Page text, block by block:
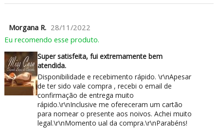
Morgana R. 28/11/2022
Eu recomendo esse produto.
Super satisfeita, fui extremamente bem
atendida.
Disponibilidade e recebimento rápido. \r\nApesar
de ter sido vale compra , recebi o email de
confirmação de entrega muito
rápido.\r\nInclusive me ofereceram um cartão
para nomear o presente aos noivos. Achei muito
legal.\r\nMomento ual da compra.\r\nParabéns!